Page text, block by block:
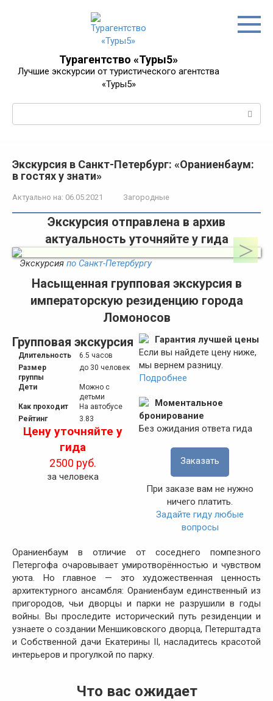
Турагентство «Туры5»
Лучшие экскурсии от туристического агентства
«Туры5»
Экскурсия в Санкт-Петербург: «Ораниенбаум:
в гостях у знати»
Актуально на: 06.05.2021 Загородные
Экскурсия отправлена в архив
актуальность уточняйте у гида
Экскурсияпо Санкт-Петербургу
Насыщенная групповая экскурсия в
императорскую резиденцию города
Ломоносов
Групповая экскурсия
Длительность
6.5 часов
Размер
группы
до 30 человек
Дети
Можно с
детьми
Как проходит
На автобусе
Рейтинг
3.83
Цену уточняйте у
гида
2500 руб.
за человека
Гарантия лучшей цены
Если вы найдете цену ниже,
мы вернем разницу.
Подробнее
Моментальное
бронирование
Без ожидания ответа гида
Заказать
При заказе вам не нужно
ничего платить.
Задайте гиду любые
вопросы
Ораниенбаум в отличие от соседнего помпезного
Петергофа очаровывает умиротворённостью и чувством
уюта. Но главное — это художественная ценность
архитектурного ансамбля: Ораниенбаум единственный из
пригородов, чьи дворцы и парки не разрушили в годы
войны. Вы проследите исторический путь резиденции и
узнаете о создании Меншиковского дворца, Петерштадта
и Собственной дачи Екатерины II, насладитесь красотой
интерьеров и прогулкой по парку.
Что вас ожидает